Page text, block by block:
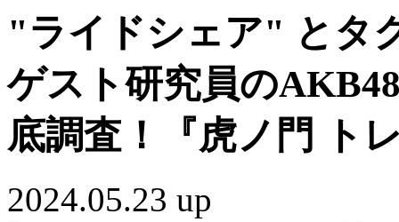
"ライドシェア" とタ
ゲスト研究員の
底調査！『虎ノ門 ト
2024.05.23 up